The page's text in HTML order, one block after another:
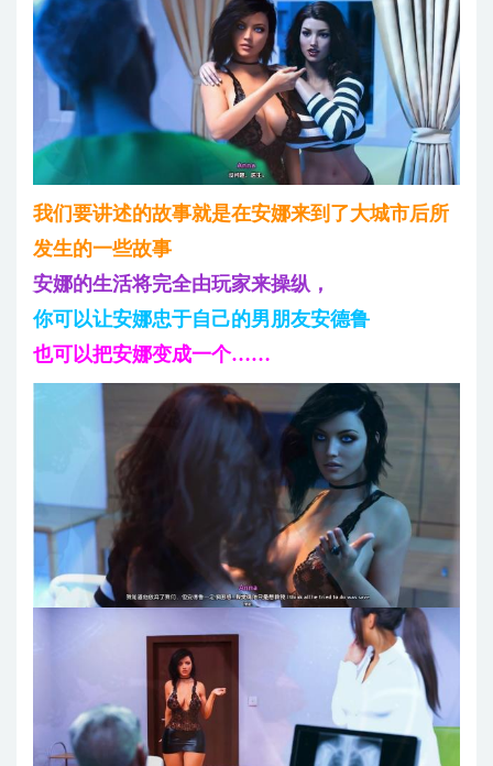
我们要讲述的故事就是在安娜来到了大城市后所
发生的一些故事
安娜的生活将完全由玩家来操纵，
你可以让安娜忠于自己的男朋友安德鲁
也可以把安娜变成一个……